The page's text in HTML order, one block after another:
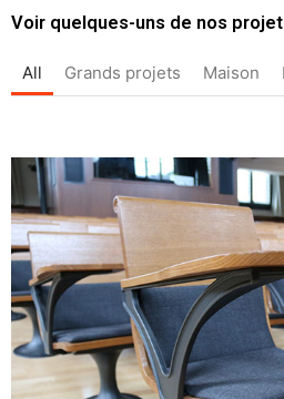
Voir quelques-uns de nos
All Grands projets Maison